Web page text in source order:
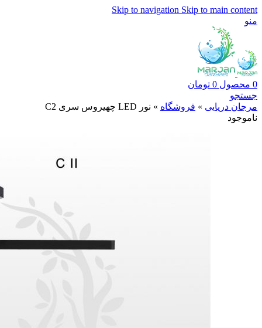
Skip to navigation Skip to main content
منو
0 محصول 0 تومان
جستجو
مرجان دریایی » فروشگاه » نور LED چهیروس سری C2
ناموجود